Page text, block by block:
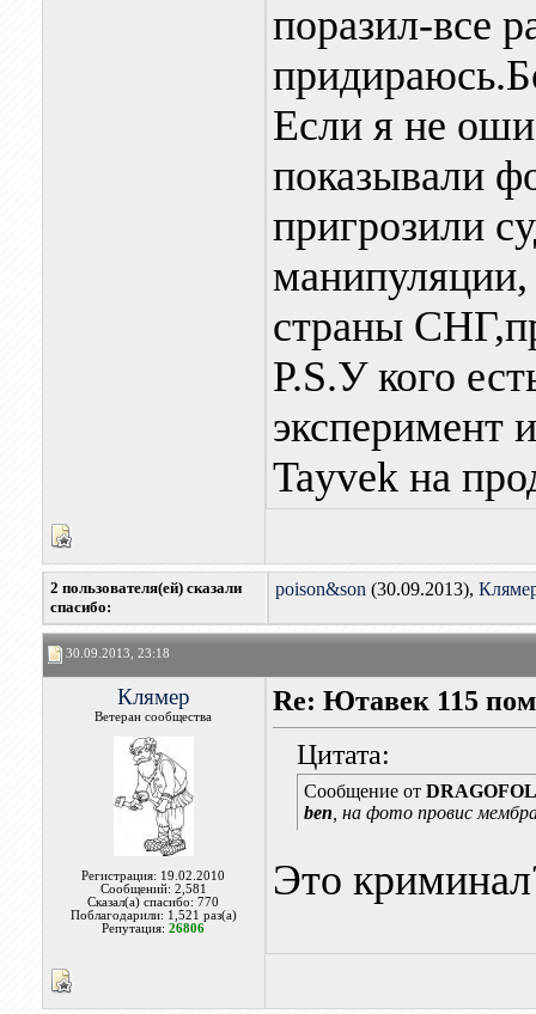
поразил-все
Если я не
показывали
пригрозили
страны
P.S.У кого
эксперимент
Tayvek на
2 пользователя(ей) сказали
cпасибо:
poison&son (30.09.2013),
30.09.2013, 23:18
Клямер
Ветеран сообщества
Регистрация: 19.02.2010
Сообщений: 2,581
Сказал(а) спасибо: 770
Поблагодарили: 1,521 раз(а)
Репутация:26806
Re: Ютавек 115
Цитата:
Сообщение от DRAGOFOL
ben , на фото провис
Это